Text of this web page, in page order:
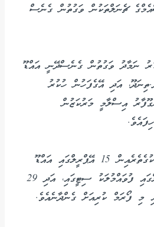
ޗެނަލްތަކުން ވަގުތުން ގެނެސް
ނަމާދު ވަގުތުން ގެނެސްދޭނީ އައްޑޫ
އަދި އޭގެފަހުން ހުކުރު
އިސްލާމީ މަރުކަޒުން
މި އަހަރުގެ އިޙްޔާ ފޯރަމްތަކުގެތެރެއިން 15 އޭޕްރީލްގައި އައްޑޫ
ސިޓީގައި އަދި 22 އޭޕްރީލްގައި ފުވައްމުލަކު ސިޓީގައި، އަދި 29
މި ފޯރަމް ކުރިއަށް ގެންދާނެއެވެ.